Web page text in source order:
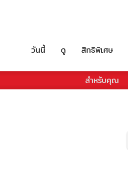
วันนี้ ดู สิทธิพิเศษ
สำหรับคุณ